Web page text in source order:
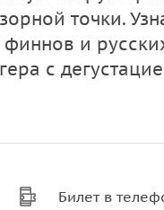
точки.
и
с
Билет в